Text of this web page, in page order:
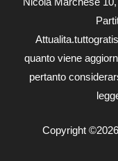
quanto viene
pertanto
Copyright